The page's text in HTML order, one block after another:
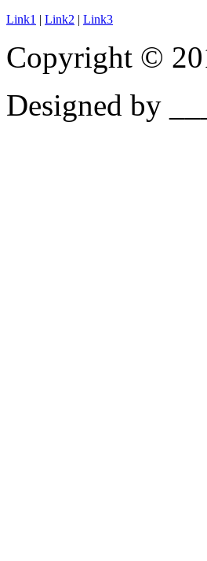
Link1 | Link2 | Link3
Copyright ©
Designed by